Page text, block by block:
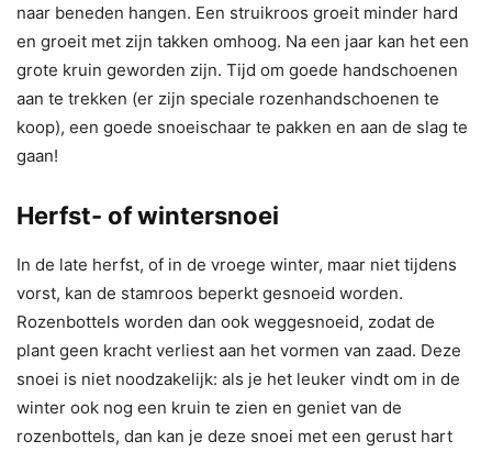
naar beneden hangen. Een struikroos groeit minder hard
en groeit met zijn takken omhoog. Na een jaar kan het een
grote kruin geworden zijn. Tijd om goede handschoenen
aan te trekken (er zijn speciale rozenhandschoenen te
koop), een goede snoeischaar te pakken en aan de slag te
gaan!
Herfst- of wintersnoei
In de late herfst, of in de vroege winter, maar niet tijdens
vorst, kan de stamroos beperkt gesnoeid worden.
Rozenbottels worden dan ook weggesnoeid, zodat de
plant geen kracht verliest aan het vormen van zaad. Deze
snoei is niet noodzakelijk: als je het leuker vindt om in de
winter ook nog een kruin te zien en geniet van de
rozenbottels, dan kan je deze snoei met een gerust hart